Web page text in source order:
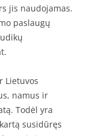
jis naudojamas.
paslaugų
Lietuvos
namus ir
Todėl yra
susidūręs